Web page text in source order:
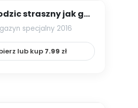
straszny jak go
czyli jak powinn...
specjalny 2016
lub kup 7.99 zł